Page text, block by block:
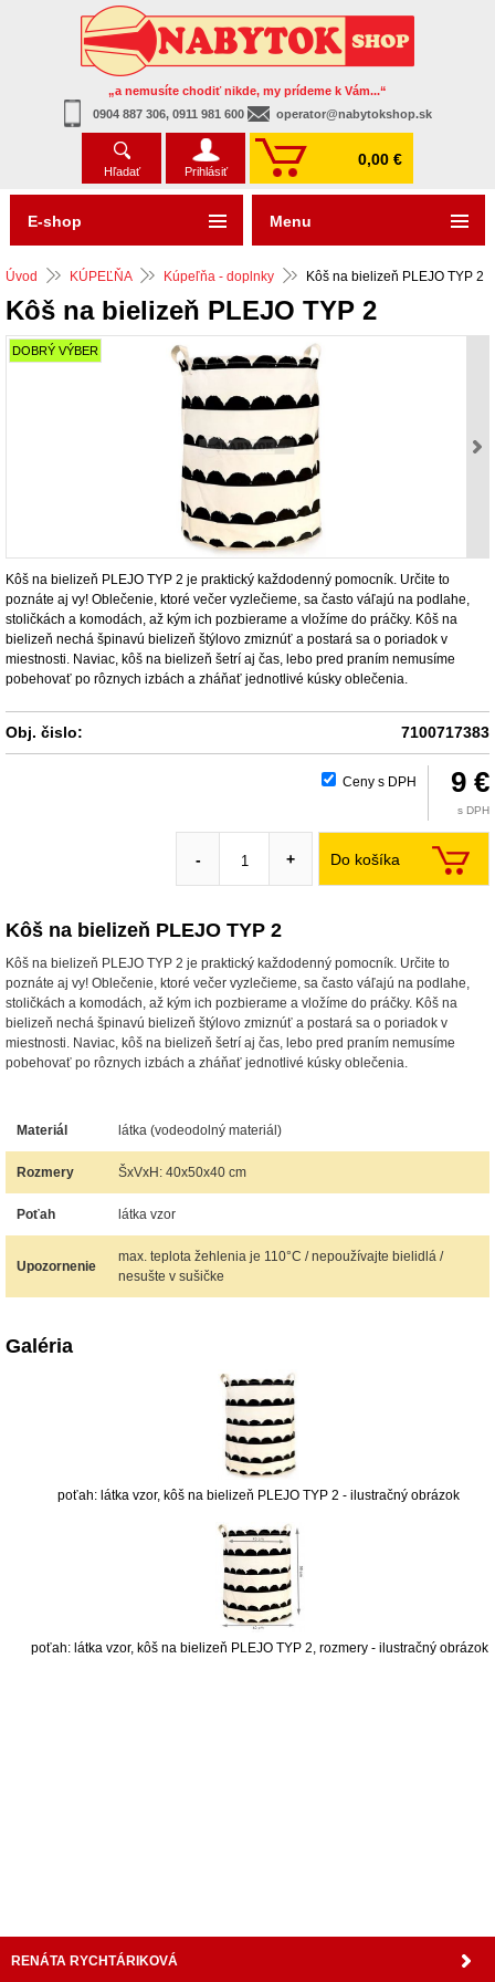
„a nemusíte chodiť nikde, my prídeme k Vám...“
0904 887 306, 0911 981 600
operator@nabytokshop.sk
Hľadať Prihlásiť
0,00 €
Úvod KÚPEĽŇA Kúpeľňa - doplnky Kôš na bielizeň PLEJO TYP 2
Kôš na bielizeň PLEJO TYP 2
DOBRÝ VÝBER
Kôš na bielizeň PLEJO TYP 2 je praktický každodenný pomocník. Určite to
poznáte aj vy! Oblečenie, ktoré večer vyzlečieme, sa často váľajú na podlahe,
stoličkách a komodách, až kým ich pozbierame a vložíme do práčky. Kôš na
bielizeň nechá špinavú bielizeň štýlovo zmiznúť a postará sa o poriadok v
miestnosti. Naviac, kôš na bielizeň šetrí aj čas, lebo pred praním nemusíme
pobehovať po rôznych izbách a zháňať jednotlivé kúsky oblečenia.
Obj. čislo: 7100717383
Ceny s DPH 9 €
s DPH
Do košíka
- +
Kôš na bielizeň PLEJO TYP 2
Kôš na bielizeň PLEJO TYP 2 je praktický každodenný pomocník. Určite to
poznáte aj vy! Oblečenie, ktoré večer vyzlečieme, sa často váľajú na podlahe,
stoličkách a komodách, až kým ich pozbierame a vložíme do práčky. Kôš na
bielizeň nechá špinavú bielizeň štýlovo zmiznúť a postará sa o poriadok v
miestnosti. Naviac, kôš na bielizeň šetrí aj čas, lebo pred praním nemusíme
pobehovať po rôznych izbách a zháňať jednotlivé kúsky oblečenia.
Materiál látka (vodeodolný materiál)
Rozmery ŠxVxH: 40x50x40 cm
Poťah látka vzor
Upozornenie
max. teplota žehlenia je 110°C / nepoužívajte bielidlá /
nesušte v sušičke
Galéria
poťah: látka vzor, kôš na bielizeň PLEJO TYP 2 - ilustračný obrázok
poťah: látka vzor, kôš na bielizeň PLEJO TYP 2, rozmery - ilustračný obrázok
RENÁTA RYCHTÁRIKOVÁ
E-shop Menu